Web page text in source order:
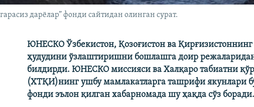
дарёлар” фонди сайтидан олинган сурат.
ЮНЕСКО Ўзбекистон, Қозоғистон ва
ҳудудини ўзлаштиришни бошлашга доир
билдирди. ЮНЕСКО миссияси ва Халқаро табиатни
(ХТҚИ)нинг ушбу мамлакатларга ташрифи якунлари
фонди эълон қилган хабарномада шу ҳақда сўз боради.